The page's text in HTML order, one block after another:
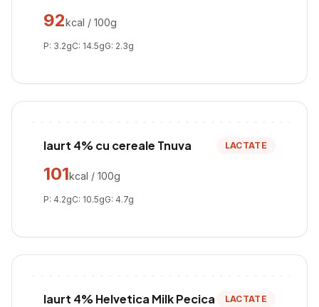
92kcal / 100g
P: 3.2gC: 14.5gG: 2.3g
Iaurt 4% cu cereale Tnuva LACTATE
101kcal / 100g
P: 4.2gC: 10.5gG: 4.7g
Iaurt 4% Helvetica Milk Pecica LACTATE